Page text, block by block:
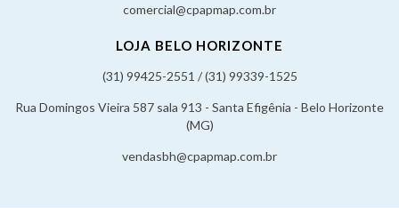
comercial@cpapmap.com.br
LOJA BELO HORIZONTE
(31) 99425-2551 / (31) 99339-1525
Rua Domingos Vieira 587 sala 913 - Santa Efigênia - Belo Horizonte
(MG)
vendasbh@cpapmap.com.br